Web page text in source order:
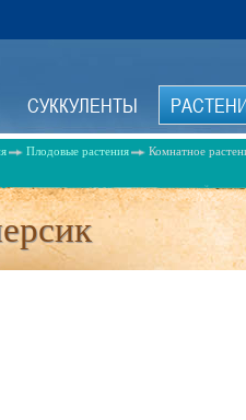
СУККУЛЕНТЫ
Плодовые растения Комнатное